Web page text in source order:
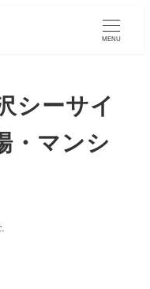
MENU
シーサイ
・マンシ